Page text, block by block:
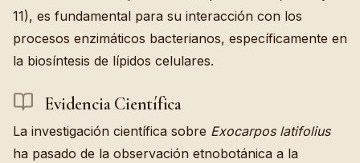
11), es fundamental para su interacción con los
procesos enzimáticos bacterianos, específicamente en
la biosíntesis de lípidos celulares.
Evidencia Científica
La investigación científica sobre Exocarpos latifolius
ha pasado de la observación etnobotánica a la